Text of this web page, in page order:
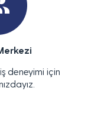
deneyimi için